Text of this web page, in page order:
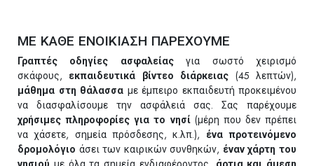
ΜΕ ΚΑΘΕ ΕΝΟΙΚΙΑΣΗ ΠΑΡΕΧΟΥΜΕ
Γραπτές οδηγίες ασφαλείαςγια σωστό χειρισμό
σκάφους, εκπαιδευτικά βίντεο διάρκειας (45 λεπτών),
μάθημα στη θάλασσα με έμπειρο εκπαιδευτή προκειμένου
να διασφαλίσουμε την ασφάλειά σας. Σας παρέχουμε
χρήσιμες πληροφορίες για το νησί(μέρη που δεν πρέπει
να χάσετε, σημεία πρόσδεσης, κ.λπ.), ένα προτεινόμενο
δρομολόγιο άσει των καιρικών συνθηκών, έναν χάρτη του